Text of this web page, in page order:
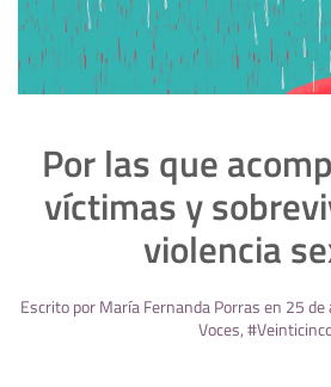
Por las que
víctimas y
violencia
Escrito porMaría Fernanda Porrasen 25 de
Voces,